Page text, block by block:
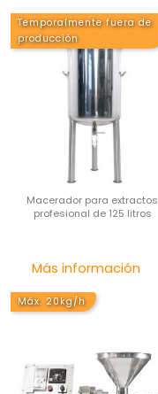
Temporalmente fuera de
producción
Macerador para extractos
profesional de 125 litros
Más información
Máx. 20kg/h